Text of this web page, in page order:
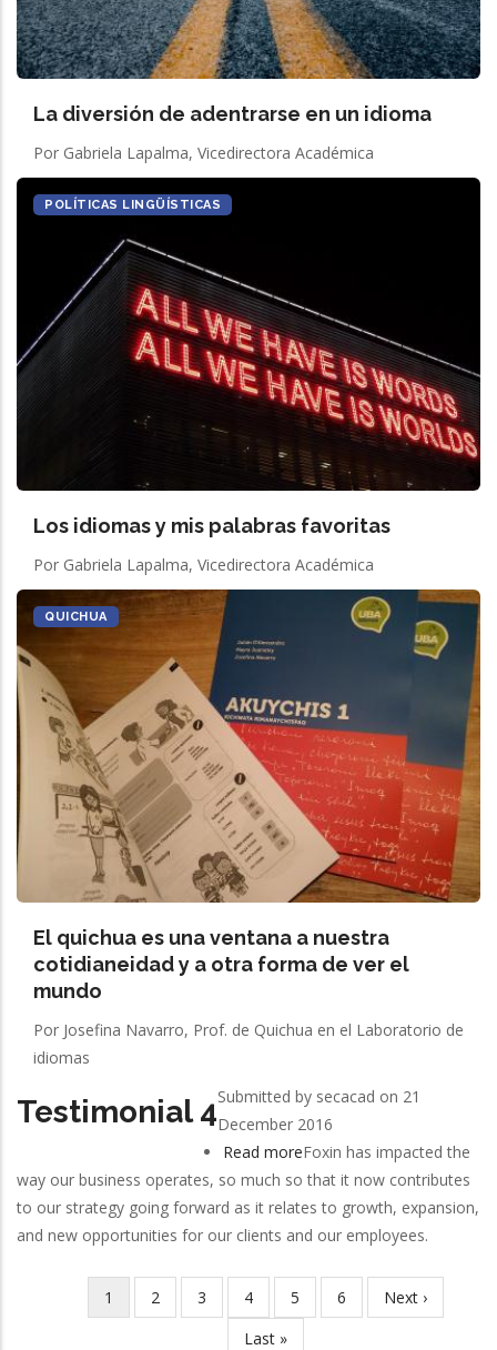
La diversión de adentrarse en un idioma
Por Gabriela Lapalma, Vicedirectora Académica
POLÍTICAS LINGÜÍSTICAS
Los idiomas y mis palabras favoritas
Por Gabriela Lapalma, Vicedirectora Académica
QUICHUA
El quichua es una ventana a nuestra
cotidianeidad y a otra forma de ver el
mundo
Por Josefina Navarro, Prof. de Quichua en el Laboratorio de
idiomas
Testimonial 4Submitted by secacad on 21
December 2016
Read moreabout
Testimonial
4
Foxin has impacted the
way our business operates, so much so that it now contributes
to our strategy going forward as it relates to growth, expansion,
and new opportunities for our clients and our employees.
PaginationCurrent
page
1 Page
2 Page
3 Page
4 Page
5 Page
6
Next
page
Next ›
Last
Last »